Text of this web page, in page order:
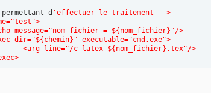
repertoire.getAbsolutePath (
par Ant
()
new
permettant d
'effectuer le traitement -->
message="nom fichier = ${nom_fichier}"/>
dir="${chemin}" executable="cmd.exe">
			<arg line="/c latex ${nom_fichier}.tex"/>
exec>